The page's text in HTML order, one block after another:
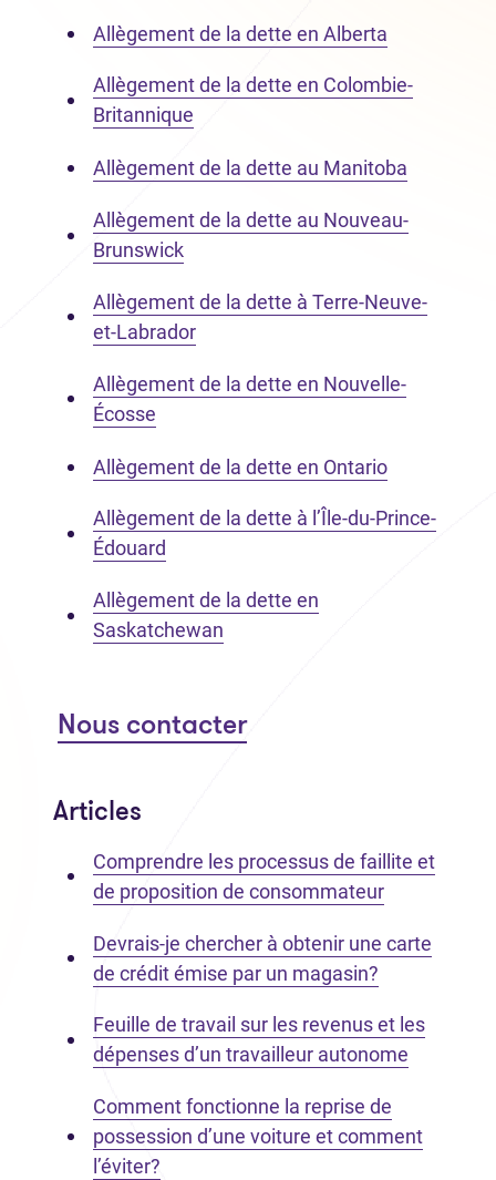
Allègement de la dette en Alberta
Allègement de la dette en Colombie-
Britannique
Allègement de la dette au Manitoba
Allègement de la dette au Nouveau-
Brunswick
Allègement de la dette à Terre-Neuve-
et-Labrador
Allègement de la dette en Nouvelle-
Écosse
Allègement de la dette en Ontario
Allègement de la dette à l’Île-du-Prince-
Édouard
Allègement de la dette en
Saskatchewan
Nous contacter
Articles
Comprendre les processus de faillite et
de proposition de consommateur
Devrais-je chercher à obtenir une carte
de crédit émise par un magasin?
Feuille de travail sur les revenus et les
dépenses d’un travailleur autonome
Comment fonctionne la reprise de
possession d’une voiture et comment
l’éviter?